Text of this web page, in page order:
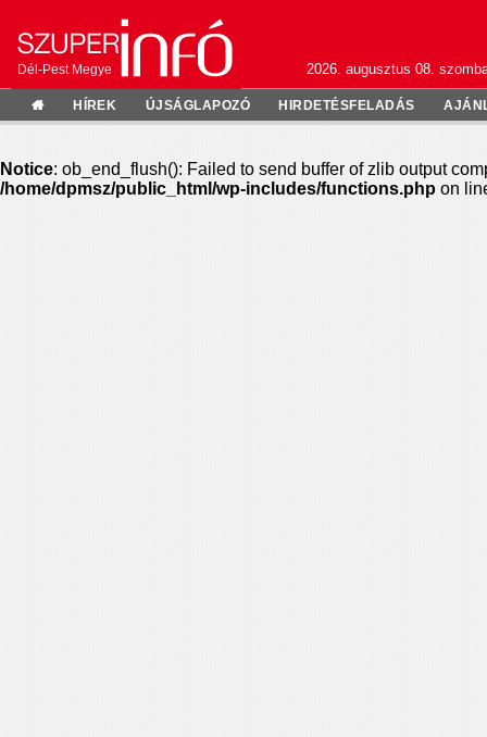
Dél-Pest Megye 2026. augusztus 08.
HÍREK ÚJSÁGLAPOZÓ HIRDETÉSFELADÁS
Notice: ob_end_flush(): Failed to send buffer of zlib output
/home/dpmsz/public_html/wp-includes/functions.php on